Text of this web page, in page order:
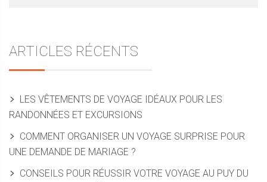
ARTICLES RÉCENTS
LES VÊTEMENTS DE VOYAGE IDÉAUX POUR LES
RANDONNÉES ET EXCURSIONS
COMMENT ORGANISER UN VOYAGE SURPRISE POUR
UNE DEMANDE DE MARIAGE ?
CONSEILS POUR RÉUSSIR VOTRE VOYAGE AU PUY DU